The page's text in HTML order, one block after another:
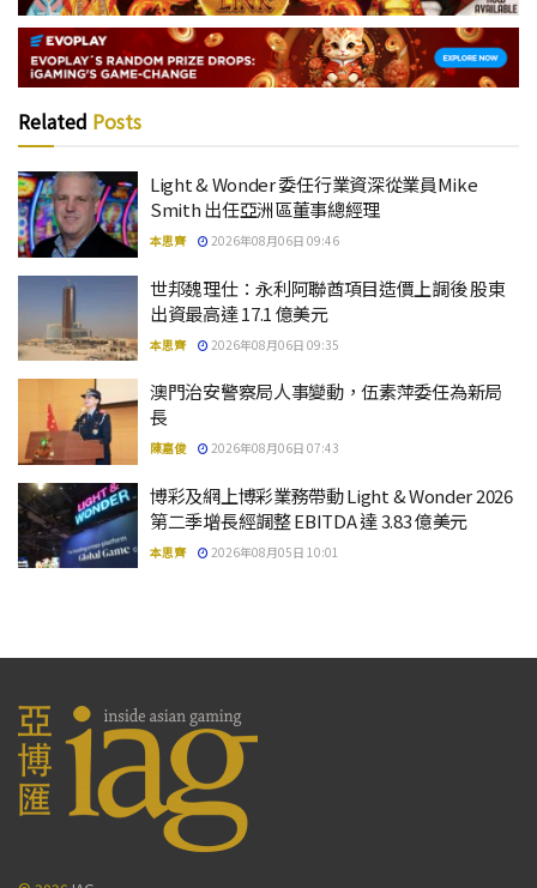
Related Posts
Light & Wonder 委任行業資深從業員Mike
Smith 出任亞洲區董事總經理
本思齊 2026年08月06日 09:46
世邦魏理仕：永利阿聯酋項目造價上調後 股東
出資最高達 17.1 億美元
本思齊 2026年08月06日 09:35
澳門治安警察局人事變動，伍素萍委任為新局
長
陳嘉俊 2026年08月06日 07:43
博彩及網上博彩業務帶動 Light & Wonder 2026
第二季增長經調整 EBITDA 達 3.83 億美元
本思齊 2026年08月05日 10:01